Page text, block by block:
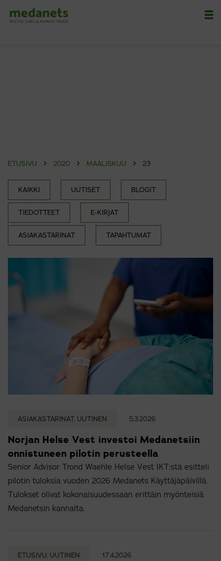
ETUSIVU 2020 MAALISKUU 23
KAIKKI UUTISET BLOGIT
TIEDOTTEET E-KIRJAT
ASIAKASTARINAT TAPAHTUMAT
ASIAKASTARINAT, UUTINEN 5.3.2026
Norjan Helse Vest investoi Medanetsiin
onnistuneen pilotin perusteella
Senior Advisor Trond Waehle Helse Vest IKT:stä esitteli
pilotin tuloksia vuoden 2026 Medanets Käyttäjäpäivillä.
Tulokset olivat kokonaisuudessaan erittäin myönteisiä
Medanetsin kannalta.
ETUSIVU, UUTINEN 17.4.2026